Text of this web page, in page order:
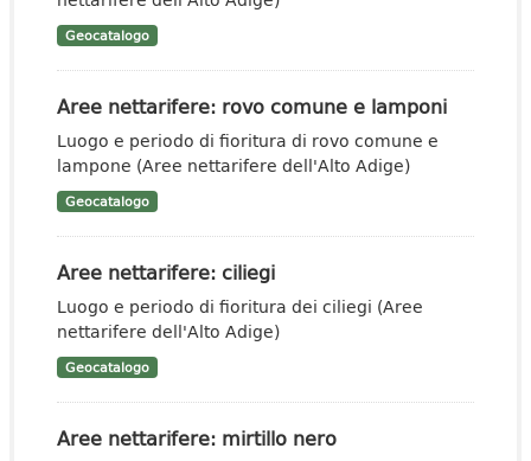
Geocatalogo
Aree nettarifere: rovo comune e lamponi
Luogo e periodo di fioritura di rovo comune e
lampone (Aree nettarifere dell'Alto Adige)
Geocatalogo
Aree nettarifere: ciliegi
Luogo e periodo di fioritura dei ciliegi (Aree
nettarifere dell'Alto Adige)
Geocatalogo
Aree nettarifere: mirtillo nero